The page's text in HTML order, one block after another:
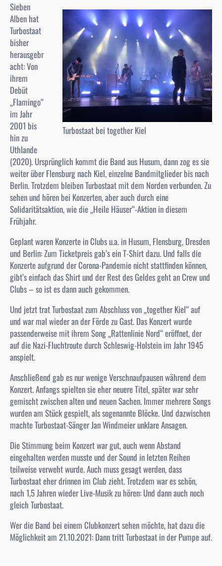
Turbostaat bei together Kiel
Sieben
Alben hat
Turbostaat
bisher
herausgebr
acht: Von
ihrem
Debüt
„Flamingo“
im Jahr
2001 bis
hin zu
Uthlande
(2020). Ursprünglich kommt die Band aus Husum, dann zog es sie
weiter über Flensburg nach Kiel, einzelne Bandmitglieder bis nach
Berlin. Trotzdem bleiben Turbostaat mit dem Norden verbunden. Zu
sehen und hören bei Konzerten, aber auch durch eine
Solidaritätsaktion, wie die „Heile Häuser“-Aktion in diesem
Frühjahr.
Geplant waren Konzerte in Clubs u.a. in Husum, Flensburg, Dresden
und Berlin: Zum Ticketpreis gab’s ein T-Shirt dazu. Und falls die
Konzerte aufgrund der Corona-Pandemie nicht stattfinden können,
gibt’s einfach das Shirt und der Rest des Geldes geht an Crew und
Clubs – so ist es dann auch gekommen.
Und jetzt trat Turbostaat zum Abschluss von „together Kiel“ auf
und war mal wieder an der Förde zu Gast. Das Konzert wurde
passenderweise mit ihrem Song „Rattenlinie Nord“ eröffnet, der
auf die Nazi-Fluchtroute durch Schleswig-Holstein im Jahr 1945
anspielt.
Anschließend gab es nur wenige Verschnaufpausen während dem
Konzert. Anfangs spielten sie eher neuere Titel, später war sehr
gemischt zwischen alten und neuen Sachen. Immer mehrere Songs
wurden am Stück gespielt, als sogenannte Blöcke. Und dazwischen
machte Turbostaat-Sänger Jan Windmeier unklare Ansagen.
Die Stimmung beim Konzert war gut, auch wenn Abstand
eingehalten werden musste und der Sound in letzten Reihen
teilweise verweht wurde. Auch muss gesagt werden, dass
Turbostaat eher drinnen im Club zieht. Trotzdem war es schön,
nach 1,5 Jahren wieder Live-Musik zu hören: Und dann auch noch
gleich Turbostaat.
Wer die Band bei einem Clubkonzert sehen möchte, hat dazu die
Möglichkeit am 21.10.2021: Dann tritt Turbostaat in der Pumpe auf.